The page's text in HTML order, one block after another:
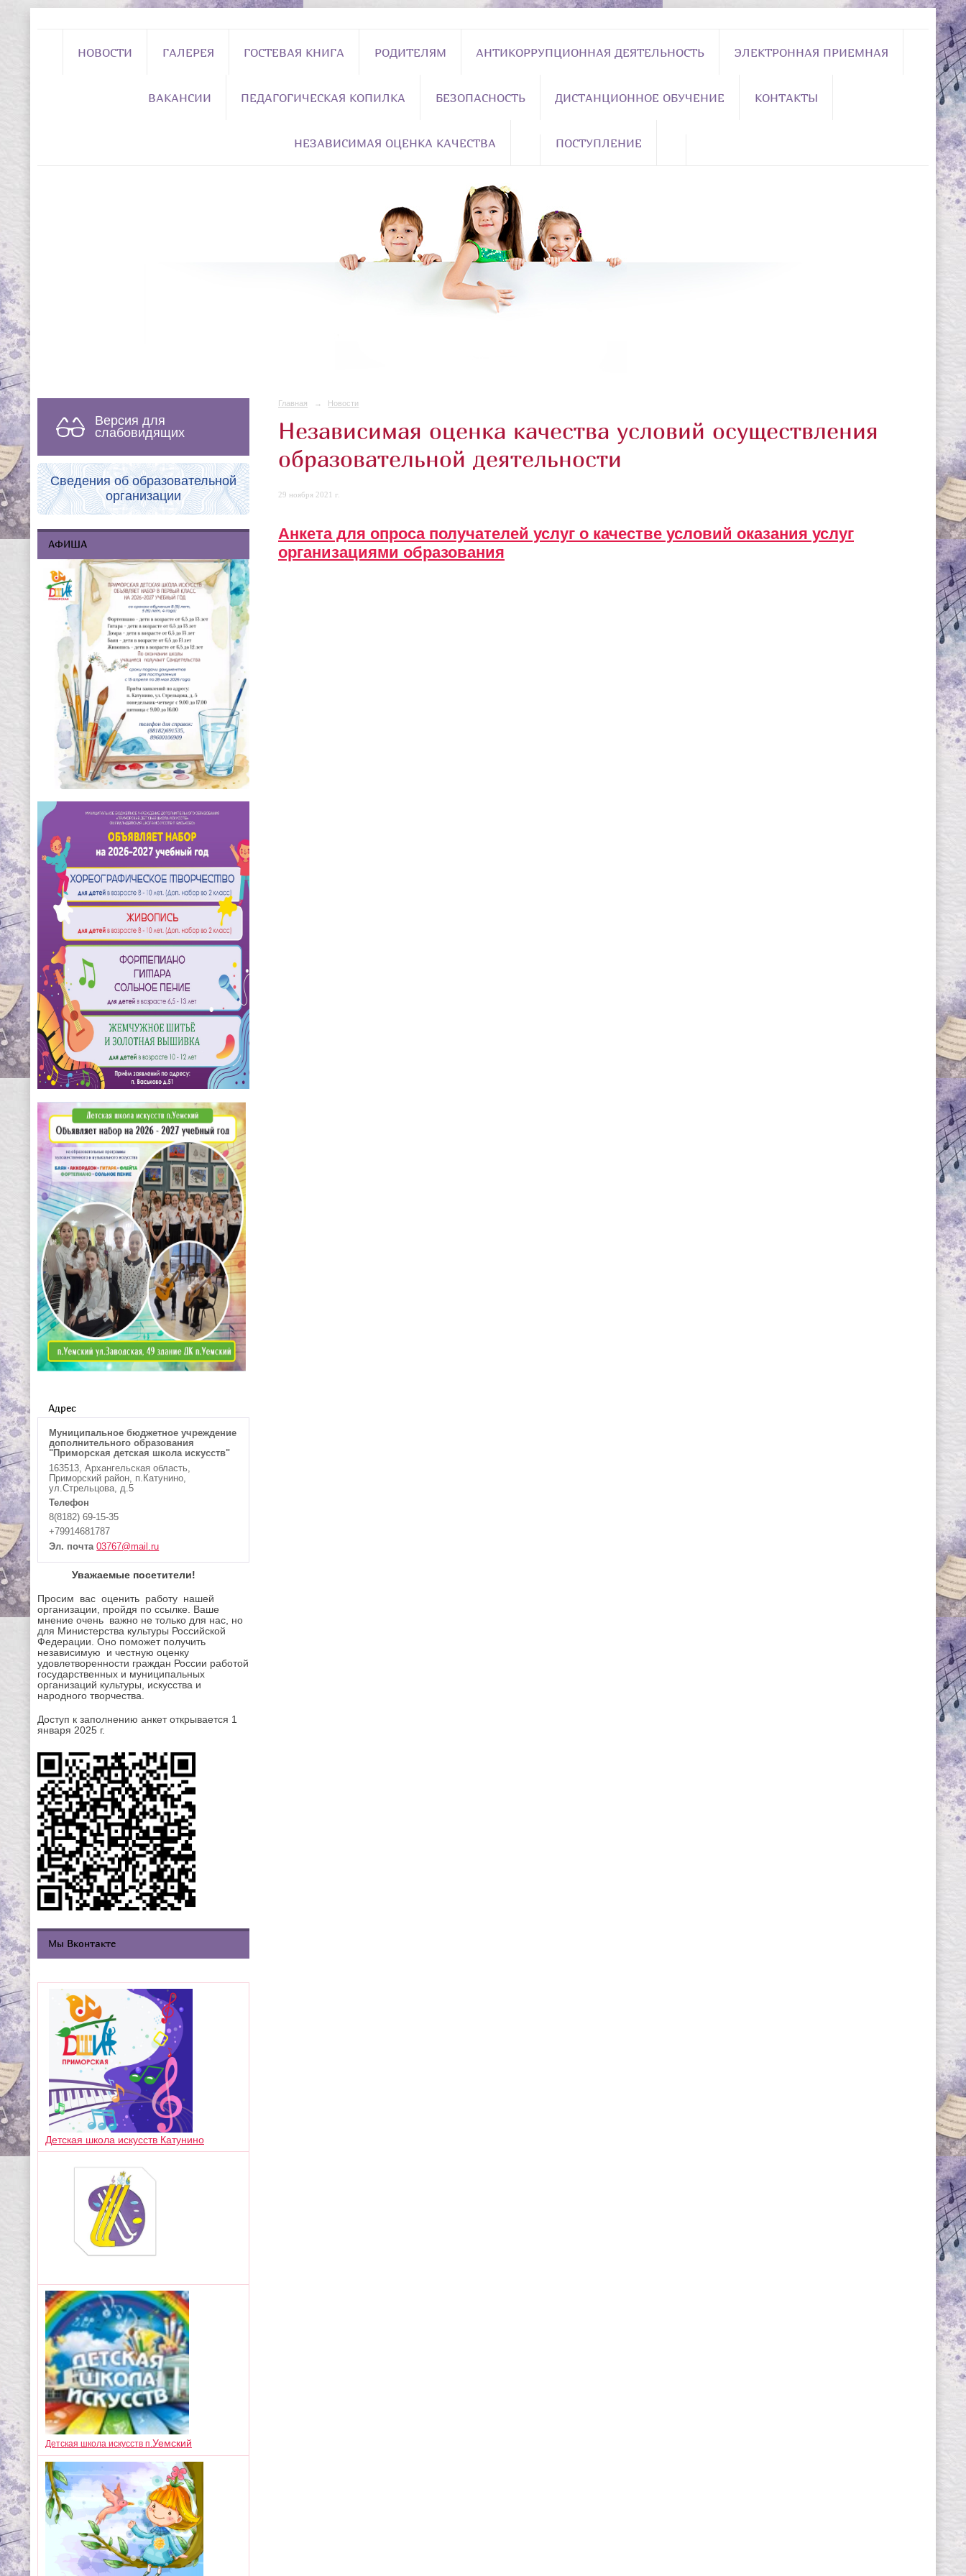
НОВОСТИ ГАЛЕРЕЯ ГОСТЕВАЯ КНИГА РОДИТЕЛЯМ АНТИКОРРУПЦИОННАЯ ДЕЯТЕЛЬНОСТЬ ЭЛЕКТРОННАЯ ПРИЕМНАЯ
ВАКАНСИИ ПЕДАГОГИЧЕСКАЯ КОПИЛКА БЕЗОПАСНОСТЬ ДИСТАНЦИОННОЕ ОБУЧЕНИЕ КОНТАКТЫ
НЕЗАВИСИМАЯ ОЦЕНКА КАЧЕСТВА ПОСТУПЛЕНИЕ
Версия для
слабовидящих
Сведения об образовательной
организации
АФИША
Адрес
Муниципальное бюджетное учреждение
дополнительного образования
"Приморская детская школа искусств"
163513, Архангельская область,
Приморский район, п.Катунино,
ул.Стрельцова, д.5
Телефон
8(8182) 69-15-35
+79914681787
Эл. почта 03767@mail.ru
Уважаемые посетители!
Просим вас оценить работу нашей
организации, пройдя по ссылке. Ваше
мнение очень важно не только для нас, но
для Министерства культуры Российской
Федерации. Оно поможет получить
независимую и честную оценку
удовлетворенности граждан России работой
государственных и муниципальных
организаций культуры, искусства и
народного творчества.
Доступ к заполнению анкет открывается 1
января 2025 г.
Мы Вконтакте
Детская школа искусств Катунино
Детская школа искусств п.Уемский
Главная → Новости
Независимая оценка качества условий осуществления
образовательной деятельности
29 ноября 2021 г.
Анкета для опроса получателей услуг о качестве условий оказания услуг
организациями образования